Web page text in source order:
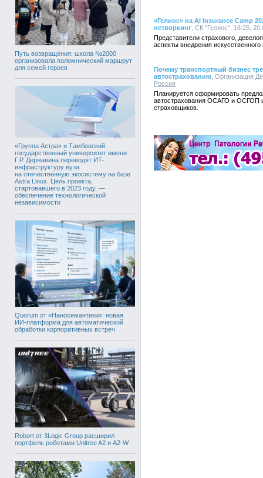
Путь возвращения: школа №2000
организовала паломнический маршрут
для семей героев
«Группа Астра» и Тамбовский
государственный университет имени
Г.Р. Державина переводят ИТ-
инфраструктуру вуза
на отечественную экосистему на базе
Astra Linux. Цель проекта,
стартовавшего в 2023 году, —
обеспечение технологической
независимости
Quorum от «Наносемантики»: новая
ИИ-платформа для автоматической
обработки корпоративных встреч
Robort от 3Logic Group расширил
портфель роботами Unitree A2 и A2-W
«Гелиос» на AI Insurance Camp
нетворкинг , СК "Гелиос", 16:25,
Представители страхового,
аспекты внедрения
Почему транспортный бизнес
автострахованию , Организация
Россия
Планируется сформировать
автострахования ОСАГО и ОСГОП и
страховщиков.